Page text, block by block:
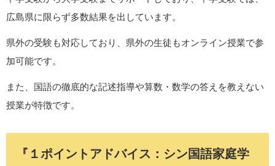
広島県に限らず多数結果を出しています。
県外の受験も対応しており、県外の生徒もオンライン授業で参
加可能です。
また、国語の徹底的な記述指導や算数・数学の答えを教えない
授業が特徴です。
『１ポイントアドバイス：シン国語家庭学